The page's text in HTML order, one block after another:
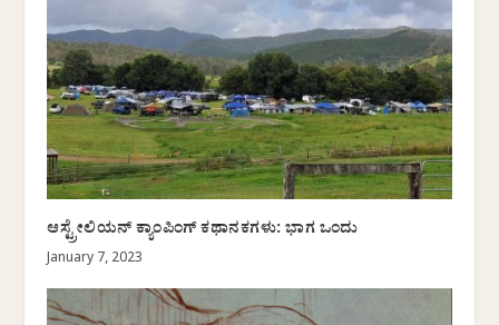
ಆಸ್ಟ್ರೇಲಿಯನ್ ಕ್ಯಾಂಪಿಂಗ್ ಕಥಾನಕಗಳು: ಭಾಗ ಒಂದು
January 7, 2023